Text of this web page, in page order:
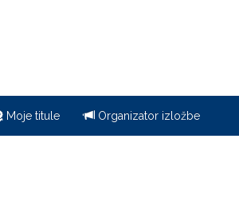
Moje titule Organizator izložbe